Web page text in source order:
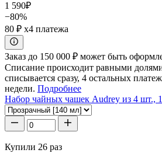
1 590₽
−80%
80 ₽ x4 платежа
Заказ до 150 000 ₽ может быть
Списание происходит равными
списывается сразу, 4 остальных
недели. Подробнее
Набор чайных чашек Audrey из 4 шт.,
Купили 26 раз